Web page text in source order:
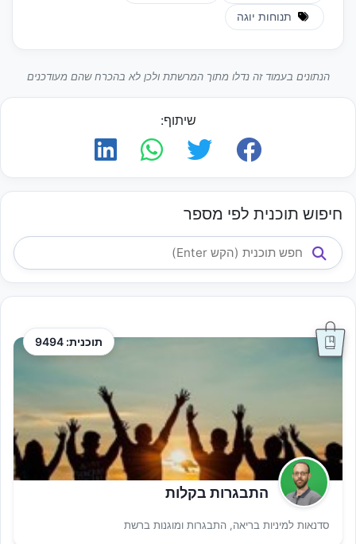
תנוחות יוגה
הנתונים בעמוד זה נדלו מתוך המרשתת ולכן לא בהכרח שהם מעודכנים
שיתוף:
חיפוש תוכנית לפי מספר
תוכנית: 9494
התבגרות בקלות
סדנאות למיניות בריאה, התבגרות ומוגנות ברשת